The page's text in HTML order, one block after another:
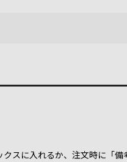
スに入れるか、注文時に「備